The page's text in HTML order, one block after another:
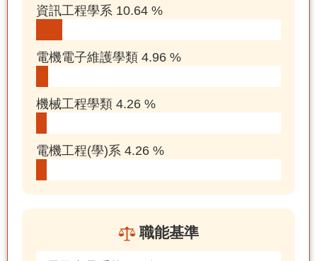
資訊工程學系 10.64 %
電機電子維護學類 4.96 %
機械工程學類 4.26 %
電機工程(學)系 4.26 %
職能基準